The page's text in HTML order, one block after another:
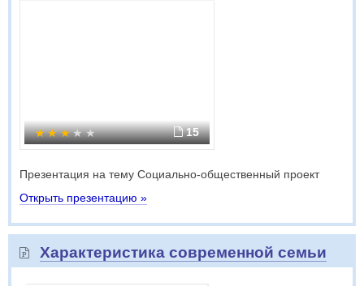
15
Презентация на тему Социально-общественный проект
Открыть презентацию »
Характеристика современной семьи